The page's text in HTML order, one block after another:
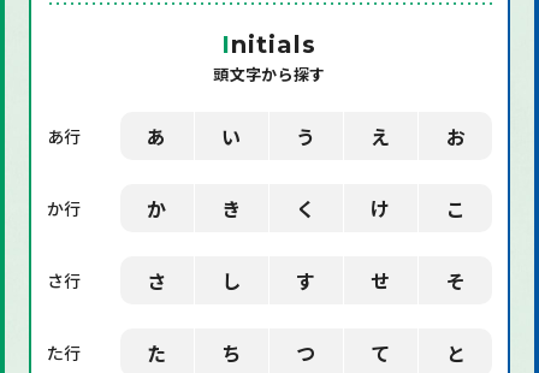
「環境」に関する用語
「業界用語」に関する用語
Initials
頭文字から探す
あ行 あ い う え お
か行 か き く け こ
さ行 さ し す せ そ
た行 た ち つ て と